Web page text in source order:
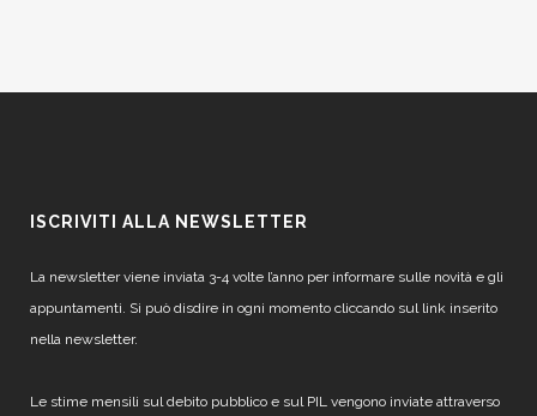
ISCRIVITI ALLA NEWSLETTER
La newsletter viene inviata 3-4 volte l’anno per informare sulle novità e gli
appuntamenti. Si può disdire in ogni momento cliccando sul link inserito
nella newsletter.
Le stime mensili sul debito pubblico e sul PIL vengono inviate attraverso